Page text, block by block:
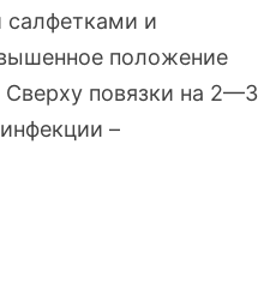
и
положение
повязки на 2—3
–